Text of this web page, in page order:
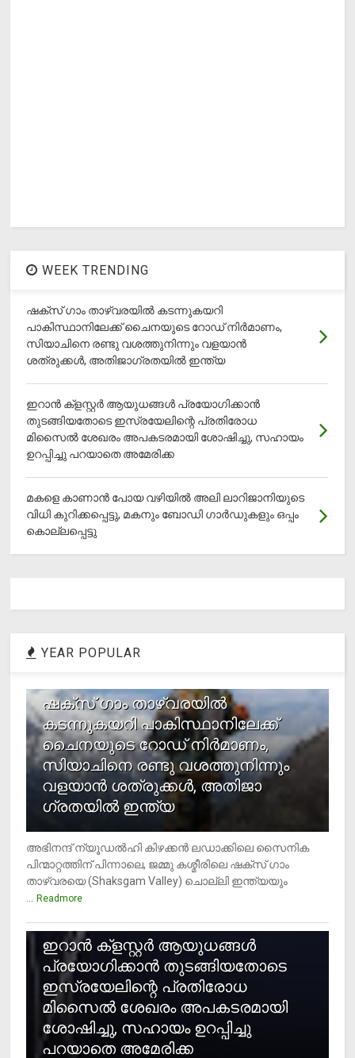
WEEK TRENDING
ഷക്സ് ​ഗാം താഴ്‌വരയിൽ കടന്നുകയറി
പാകിസ്ഥാനിലേക്ക് ചൈനയുടെ റോഡ് നിർമാണം,
സിയാചിനെ രണ്ടു വശത്തുനിന്നും വളയാൻ
ശത്രുക്കൾ, അതിജാ​ഗ്രതയിൽ ഇന്ത്യ
ഇറാന്‍ ക്‌ളസ്റ്റര്‍ ആയുധങ്ങള്‍ പ്രയോഗിക്കാന്‍
തുടങ്ങിയതോടെ ഇസ്രയേലിന്റെ പ്രതിരോധ
മിസൈല്‍ ശേഖരം അപകടരമായി ശോഷിച്ചു, സഹായം
ഉറപ്പിച്ചു പറയാതെ അമേരിക്ക
മകളെ കാണാന്‍ പോയ വഴിയില്‍ അലി ലാറിജാനിയുടെ
വിധി കുറിക്കപ്പെട്ടു, മകനും ബോഡി ഗാര്‍ഡുകളും ഒപ്പം
കൊല്ലപ്പെട്ടു
YEAR POPULAR
ഷക്സ് ​ഗാം താഴ്‌വരയിൽ
കടന്നുകയറി പാകിസ്ഥാനിലേക്ക്
ചൈനയുടെ റോഡ് നിർമാണം,
സിയാചിനെ രണ്ടു വശത്തുനിന്നും
വളയാൻ ശത്രുക്കൾ, അതിജാ​
ഗ്രതയിൽ ഇന്ത്യ
അഭിനന്ദ് ന്യൂഡൽഹി കിഴക്കൻ ലഡാക്കിലെ സൈനിക
പിന്മാറ്റത്തിന് പിന്നാലെ, ജമ്മു കശ്മീരിലെ ഷക്സ് ​ഗാം
താഴ്‌വരയെ (Shaksgam Valley) ചൊല്ലി ഇന്ത്യയും
... Readmore
ഇറാന്‍ ക്‌ളസ്റ്റര്‍ ആയുധങ്ങള്‍
പ്രയോഗിക്കാന്‍ തുടങ്ങിയതോടെ
ഇസ്രയേലിന്റെ പ്രതിരോധ
മിസൈല്‍ ശേഖരം അപകടരമായി
ശോഷിച്ചു, സഹായം ഉറപ്പിച്ചു
പറയാതെ അമേരിക്ക